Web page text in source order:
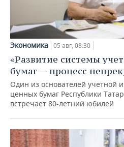
Экономика 05 авг, 08:30
«Развитие системы
бумаг — процесс
Один из основателей учетной
ценных бумаг Республики
встречает 80-летний юбилей